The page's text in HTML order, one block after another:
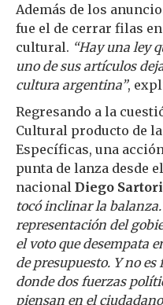
Además de los
fue el de cerrar filas
cultural. “Hay una ley
uno de sus artículos
cultura argentina”,
Regresando a la
Cultural producto de
Específicas, una
punta de lanza desde
nacional Diego Sartori
tocó inclinar la
representación del
el voto que desempata
de presupuesto. Y no
donde dos fuerzas
piensan en el